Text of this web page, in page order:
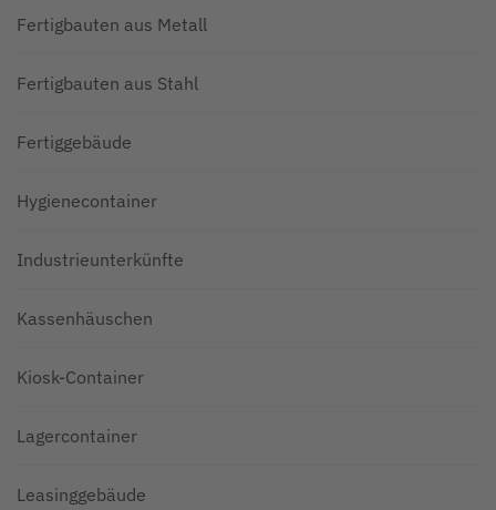
Fertigbauten aus Metall
Fertigbauten aus Stahl
Fertiggebäude
Hygienecontainer
Industrieunterkünfte
Kassenhäuschen
Kiosk-Container
Lagercontainer
Leasinggebäude